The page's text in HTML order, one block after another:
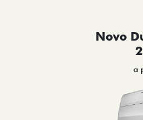
Novo
a